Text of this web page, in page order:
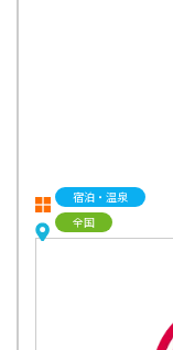
宿泊・温泉
全国